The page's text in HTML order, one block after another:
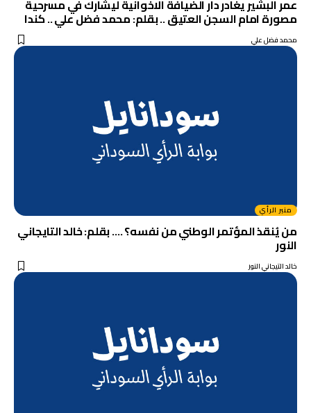
عمر البشير يغادر دار الضيافة الاخوانية ليشارك في مسرحية
مصورة امام السجن العتيق .. بقلم: محمد فضل علي .. كندا
محمد فضل علي
منبر الرأي
من يُنقذ المؤتمر الوطني من نفسه؟ …. بقلم: خالد التايجاني
النور
خالد التيجاني النور